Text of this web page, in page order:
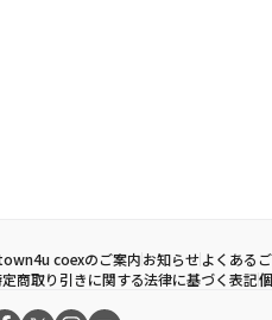
coexのご案内お知らせよくある
商取り引きに関する法律に基づく表記